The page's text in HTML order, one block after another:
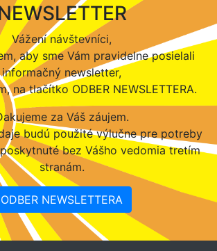
Vážení návštevníci,
aby sme Vám pravidelne posielali
informačný newsletter,
na tlačítko ODBER NEWSLETTERA.
za Váš záujem.
budú použité výlučne pre potreby
bez Vášho vedomia tretím
stranám.
ODBER NEWSLETTERA